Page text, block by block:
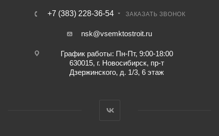
+7 (383) 228-36-54 ЗАКАЗАТЬ ЗВОНОК
nsk@vsemktostroit.ru
График работы: Пн-Пт, 9:00-18:00
630015, г. Новосибирск, пр-т
Дзержинского, д. 1/3, 6 этаж